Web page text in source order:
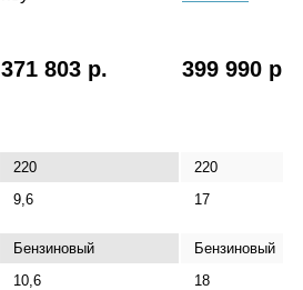
371 803 р. 399 990 р.
220
220
9,6 17
Бензиновый
Бензиновый
10,6 18